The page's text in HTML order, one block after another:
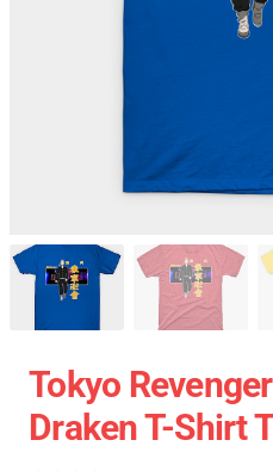
Tokyo
Draken T-Shirt